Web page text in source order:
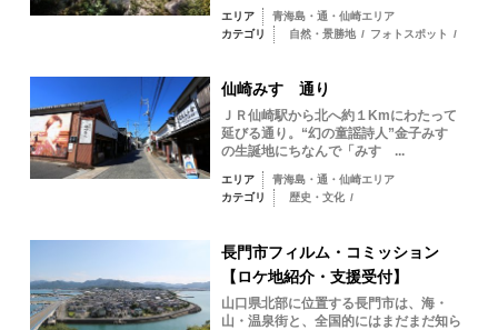
エリア
青海島・通・仙崎エリア
カテゴリ
自然・景勝地 / フォトスポット /
仙崎みすゞ通り
ＪＲ仙崎駅から北へ約１Kmにわたって
延びる通り。“幻の童謡詩人”金子みすゞ
の生誕地にちなんで「みすゞ...
エリア
青海島・通・仙崎エリア
カテゴリ
歴史・文化 /
長門市フィルム・コミッション
【ロケ地紹介・支援受付】
山口県北部に位置する長門市は、海・
山・温泉街と、全国的にはまだまだ知ら